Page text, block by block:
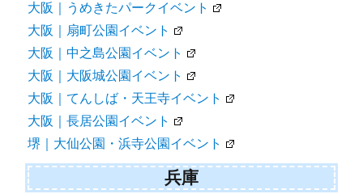
大阪｜うめきたパークイベント
大阪｜扇町公園イベント
大阪｜中之島公園イベント
大阪｜大阪城公園イベント
大阪｜てんしば・天王寺イベント
大阪｜長居公園イベント
堺｜大仙公園・浜寺公園イベント
兵庫